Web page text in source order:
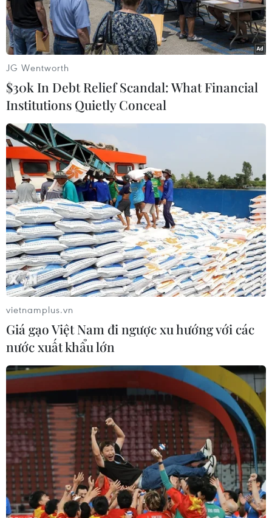
Chiếm tài khoản Facebook, giả danh
người thân để lừa đảo chuyển tiền
19/03/2021 09:29
Hai đối tượng chiếm đoạt tài khoản Facebook người
thân của anh Lê Hoàng Bảo Lâm đang ở nước ngoài,
yêu cầu anh Lâm nhập thông tin tài khoản, mã OTP vào
một đường link rồi chiếm đoạt tiền.
Hacker rao bán cách chiếm đoạt tài khoản
JG Wentworth
$30k In Debt Relief Scandal: What Financial
Institutions Quietly Conceal
vietnamplus.vn
Giá gạo Việt Nam đi ngược xu hướng với các
nước xuất khẩu lớn